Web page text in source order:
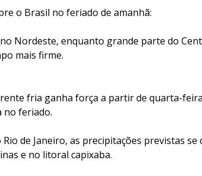
o Brasil no feriado de amanhã:
Nordeste, enquanto grande parte do
mais firme.
fria ganha força a partir de quarta-
no feriado.
Rio de Janeiro, as precipitações previstas
e no litoral capixaba.